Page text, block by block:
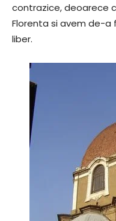
contrazice, deoarece
Florenta si avem de-a
liber.